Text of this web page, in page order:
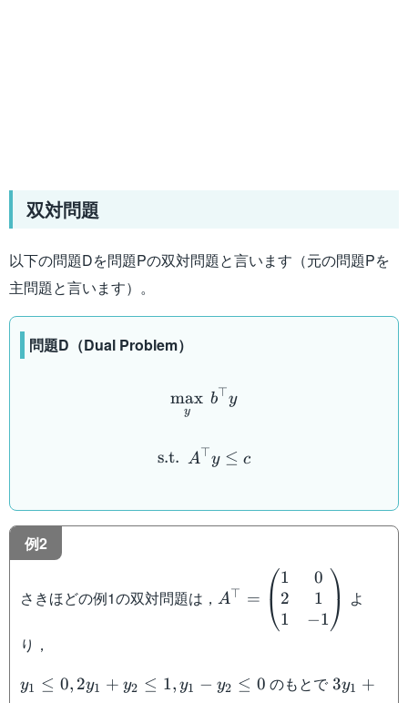
双対問題
以下の問題Dを問題Pの双対問題と言います（元の問題Pを
主問題と言います）。
問題D（Dual Problem）
\displaystyle\max_{y}\:
y
max b⊤y
s.t. A⊤y ≤ c
例2
さきほどの例1の双対問題は，A⊤ = ⎝
⎛1
2
1
0
1
−1⎠
⎞ よ
り，
y_1\leq
y1 ≤ 0, 2y1 + y2 ≤ 1, y1 − y2 ≤ 0 のもとで3y1 +